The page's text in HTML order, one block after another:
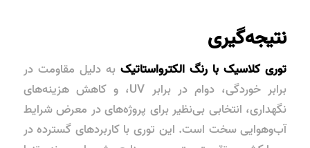
نتیجه‌گیری
توری کلاسیک با رنگ الکترواستاتیکبه دلیل مقاومت در
برابر خوردگی،دوام در برابر UV ، وکاهش هزینه‌های
نگهداری، انتخابی بی‌نظیر برای پروژه‌های در معرض شرایط
آب‌وهوایی سخت است. این توری با کاربردهای گسترده در